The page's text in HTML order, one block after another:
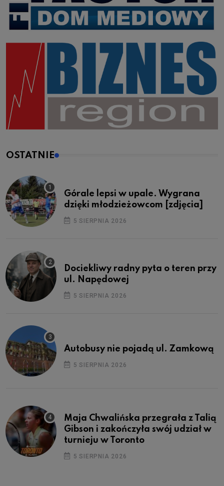
OSTATNIE
Górale lepsi w upale. Wygrana
dzięki młodzieżowcom [zdjęcia]
5 SIERPNIA 2026
Dociekliwy radny pyta o teren przy
ul. Napędowej
5 SIERPNIA 2026
Autobusy nie pojadą ul. Zamkową
5 SIERPNIA 2026
Maja Chwalińska przegrała z Talią
Gibson i zakończyła swój udział w
turnieju w Toronto
5 SIERPNIA 2026